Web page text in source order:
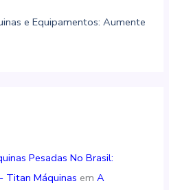
e Equipamentos: Aumente
Pesadas No Brasil:
Titan Máquinas emA